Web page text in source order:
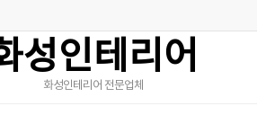
성인테리어
화성인테리어 전문업체